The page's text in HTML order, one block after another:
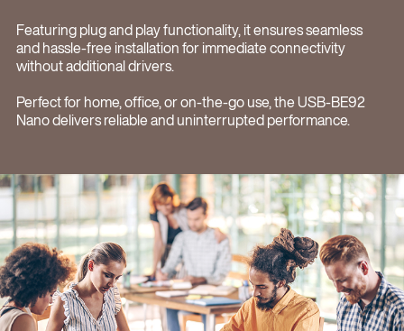
Featuring plug and play functionality, it ensures seamless
and hassle-free installation for immediate connectivity
without additional drivers.
Perfect for home, office, or on-the-go use, the USB-BE92
Nano delivers reliable and uninterrupted performance.